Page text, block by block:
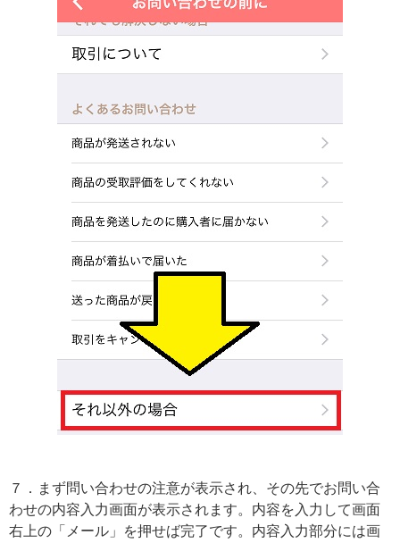
７．まず問い合わせの注意が表示され、その先でお問い合
わせの内容入力画面が表示されます。内容を入力して画面
右上の「メール」を押せば完了です。内容入力部分には画